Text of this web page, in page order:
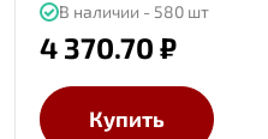
В наличии - 580 шт
4 370.70 ₽
Купить